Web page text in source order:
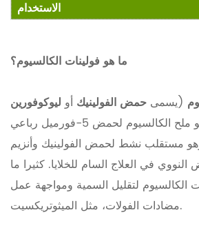
الاستخدام
ما هو فولينات الكالسيوم؟
(يسمى حمض الفولينيك أو ليوكوفورين
أيضًا) هو ملح الكالسيوم لحمض 5-فورميل رباعي
مستقلب نشط لحمض الفولينيك وأنزيم
في العلاج السام للخلايا. كثيرا ما
الكالسيوم لتقليل السمية ومواجهة عمل
مضادات الفولات، مثل الميثوتريكسيت.